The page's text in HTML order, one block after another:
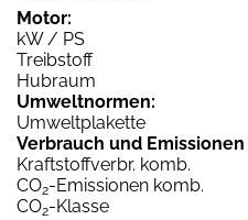
Motor:
kW / PS
Treibstoff
Hubraum
Umweltnormen:
Umweltplakette
Verbrauch und Emissionen
Kraftstoffverbr. komb.
CO2-Emissionen komb.
CO2-Klasse